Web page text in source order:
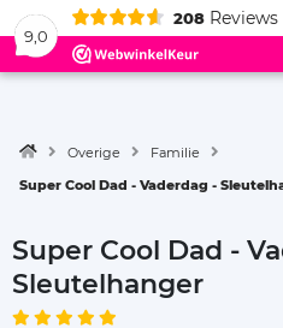
9,0
208 Reviews
Menu
Overige
Familie
Super Cool Dad - Vaderdag -
Super Cool Dad -
Sleutelhanger